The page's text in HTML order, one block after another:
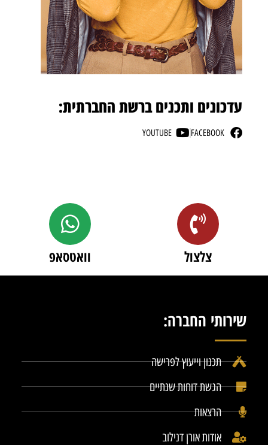
עדכונים ותכנים ברשת החברתית:
FACEBOOK
YOUTUBE
צלצול וואטסאפ
שירותי החברה:
תכנון וייעוץ לפרישה
הגשת דוחות שנתיים
הרצאות
אודות אורן דנילוב